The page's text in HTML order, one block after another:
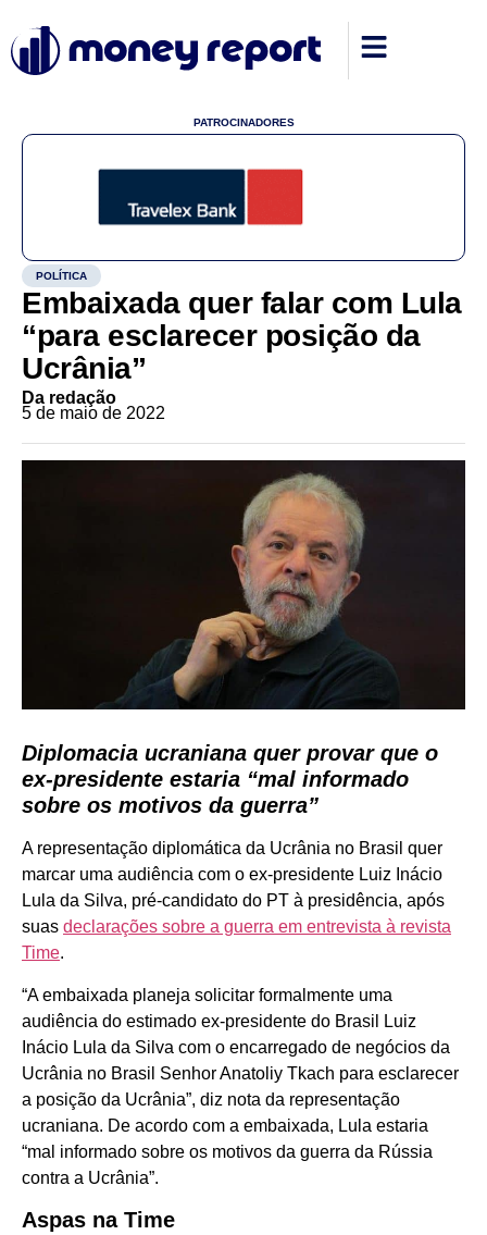
PATROCINADORES
POLÍTICA
Embaixada quer falar com Lula
“para esclarecer posição da
Ucrânia”
Da redação
5 de maio de 2022
Diplomacia ucraniana quer provar que o
ex-presidente estaria “mal informado
sobre os motivos da guerra”
A representação diplomática da Ucrânia no Brasil quer
marcar uma audiência com o ex-presidente Luiz Inácio
Lula da Silva, pré-candidato do PT à presidência, após
suas declarações sobre a guerra em entrevista à revista
Time.
“A embaixada planeja solicitar formalmente uma
audiência do estimado ex-presidente do Brasil Luiz
Inácio Lula da Silva com o encarregado de negócios da
Ucrânia no Brasil Senhor Anatoliy Tkach para esclarecer
a posição da Ucrânia”, diz nota da representação
ucraniana. De acordo com a embaixada, Lula estaria
“mal informado sobre os motivos da guerra da Rússia
contra a Ucrânia”.
Aspas na Time